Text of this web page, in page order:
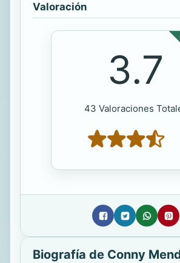
Valoración
3.7
43 Valoraciones
Biografía de Conny